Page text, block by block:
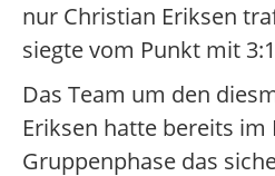
nur Christian Eriksen
siegte vom Punkt mit
Das Team um den
Eriksen hatte bereits
Gruppenphase das